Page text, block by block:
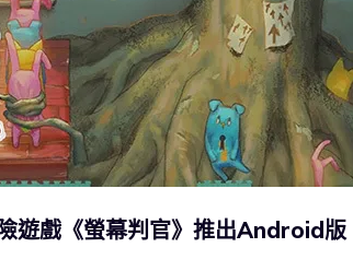
遊戲《螢幕判官》推出Android版